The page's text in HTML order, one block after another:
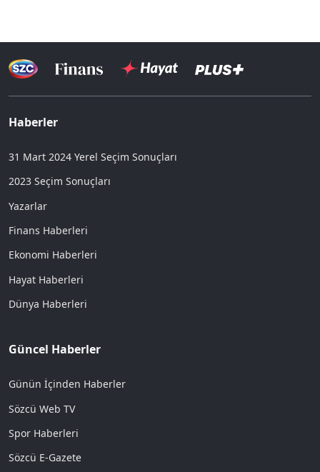
Haberler
31 Mart 2024 Yerel Seçim Sonuçları
2023 Seçim Sonuçları
Yazarlar
Finans Haberleri
Ekonomi Haberleri
Hayat Haberleri
Dünya Haberleri
Güncel Haberler
Günün İçinden Haberler
Sözcü Web TV
Spor Haberleri
Sözcü E-Gazete